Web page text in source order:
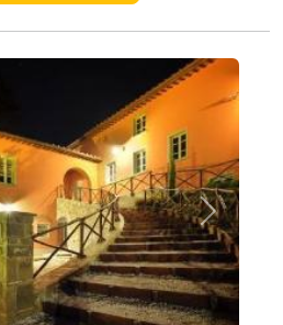
Weiter